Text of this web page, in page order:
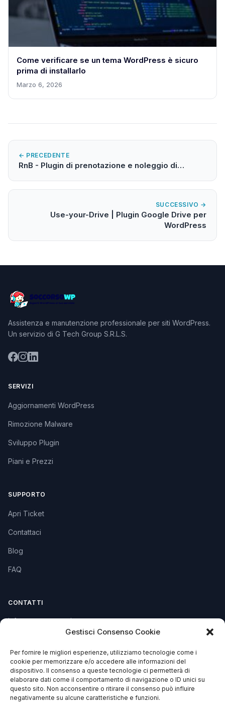
Gestisci Consenso Cookie
Per fornire le migliori esperienze, utilizziamo tecnologie come i
cookie per memorizzare e/o accedere alle informazioni del
dispositivo. Il consenso a queste tecnologie ci permetterà di
elaborare dati come il comportamento di navigazione o ID unici su
questo sito. Non acconsentire o ritirare il consenso può influire
negativamente su alcune caratteristiche e funzioni.
Come verificare se un tema WordPress è sicuro
prima di installarlo
Marzo 6, 2026
← PRECEDENTE
RnB - Plugin di prenotazione e noleggio di…
SUCCESSIVO →
Use-your-Drive | Plugin Google Drive per
WordPress
Assistenza e manutenzione professionale per siti WordPress.
Un servizio di G Tech Group S.R.L.S.
SERVIZI
Aggiornamenti WordPress
Rimozione Malware
Sviluppo Plugin
Piani e Prezzi
SUPPORTO
Apri Ticket
Contattaci
Blog
FAQ
CONTATTI
info@soccorsowp.it
PEC: gtechgroup@pec.it
Privacy Policy
Cookie Policy
Termini e Condizioni